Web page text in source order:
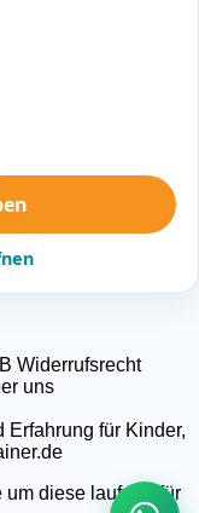
Widerrufsrecht
uns
Erfahrung für Kinder,
diese laufend für